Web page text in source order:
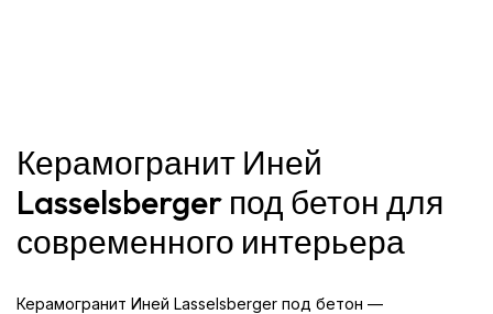
Керамогранит Иней
Lasselsberger под бетон для
современного интерьера
Керамогранит Иней Lasselsberger под бетон —